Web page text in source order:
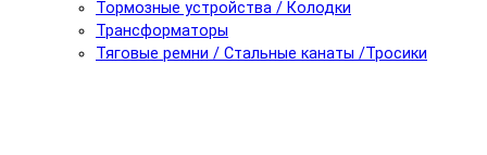
Тормозные устройства / Колодки
Трансформаторы
Тяговые ремни / Стальные канаты /Тросики